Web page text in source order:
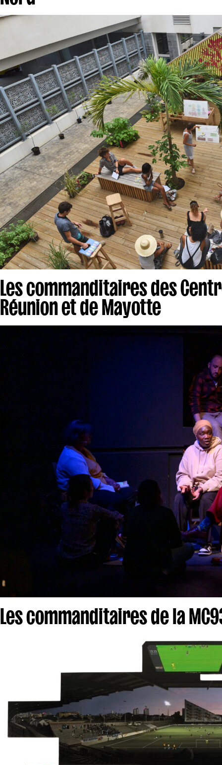
Les commanditaires des
Réunion et de Mayotte
Les commanditaires de la